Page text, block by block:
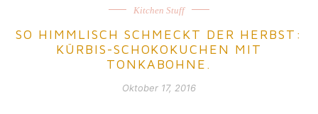
Kitchen Stuff
SO HIMMLISCH SCHMECKT DER HERBST:
KÜRBIS-SCHOKOKUCHEN MIT
TONKABOHNE.
Oktober 17, 2016